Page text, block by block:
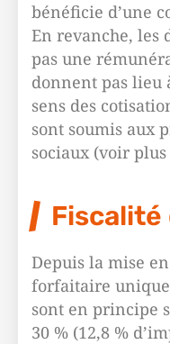
bénéficie d’une
En revanche, les
pas une
donnent pas lieu
sens des
sont soumis aux
sociaux (voir plus
Depuis la mise
forfaitaire unique
sont en principe
30 % (12,8 %